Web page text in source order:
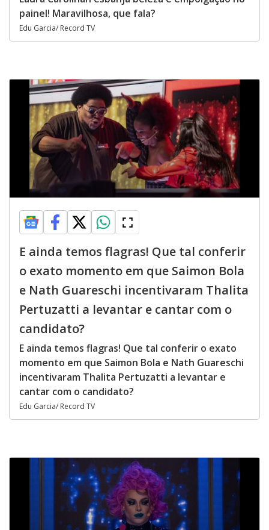
painel! Maravilhosa, que fala?
Edu Garcia/ Record TV
E ainda temos flagras! Que tal conferir
o exato momento em que Saimon Bola
e Nath Guareschi incentivaram Thalita
Pertuzatti a levantar e cantar com o
candidato?
E ainda temos flagras! Que tal conferir o exato
momento em que Saimon Bola e Nath Guareschi
incentivaram Thalita Pertuzatti a levantar e
cantar com o candidato?
Edu Garcia/ Record TV